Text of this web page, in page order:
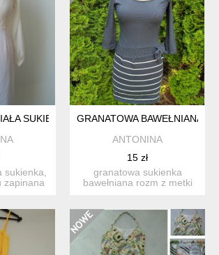
SUKIENKA S
sukienka,
zapinana
GRANATOWA BAWEŁNIANA
ANTONINA
15 zł
granatowa sukienka
bawełniana rozm z metki